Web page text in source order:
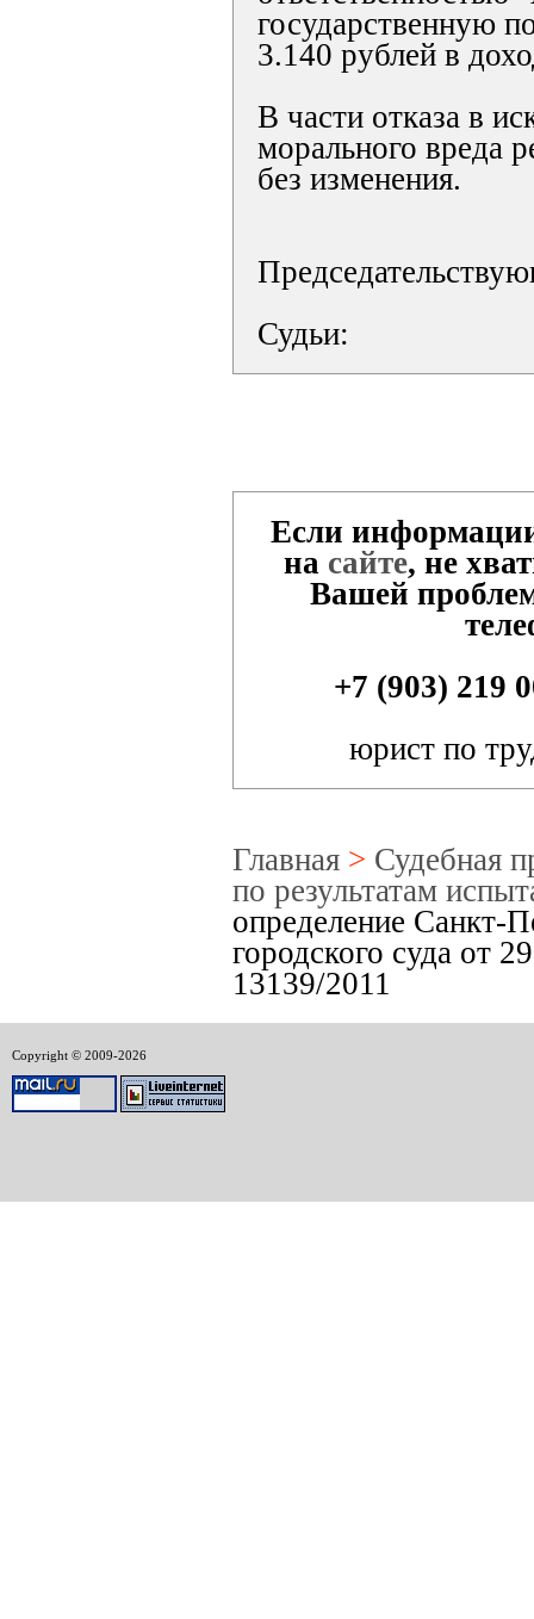
государственную
3.140 рублей в
В части отказа в
морального вреда
без изменения.
Судьи:
Если
на сайте, не
Вашей
+7 (903) 219
юрист по
Главная > Судебная
по результатам
определение Санкт-
городского суда от
13139/2011
Copyright © 2009-2026